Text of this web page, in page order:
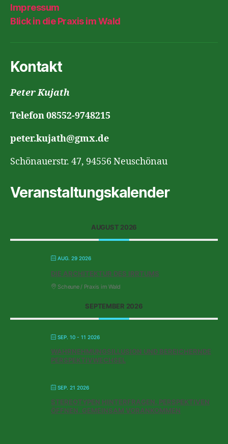
Impressum
Blick in die Praxis im Wald
Kontakt
Peter Kujath
Telefon 08552-9748215
peter.kujath@gmx.de
Schönauerstr. 47, 94556 Neuschönau
Veranstaltungskalender
AUGUST 2026
AUG. 29 2026
DIE ARCHITEKTUR DES IRRTUMS
Scheune / Praxis im Wald
SEPTEMBER 2026
SEP. 10 - 11 2026
WAHRNEHMUNGSILLUSION UND BEREICHERNDE
PERSPEKTIVWECHSEL
SEP. 21 2026
STEREOTYPEN HINTERFRAGEN. PERSPEKTIVEN
ÖFFNEN. GEMEINSAM VORANKOMMEN